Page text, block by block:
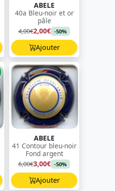
ABELE
40a Bleu-noir et or
pâle
4,00€2,00€ -50%
Ajouter
ABELE
41 Contour bleu-noir
Fond argent
6,00€3,00€ -50%
Ajouter